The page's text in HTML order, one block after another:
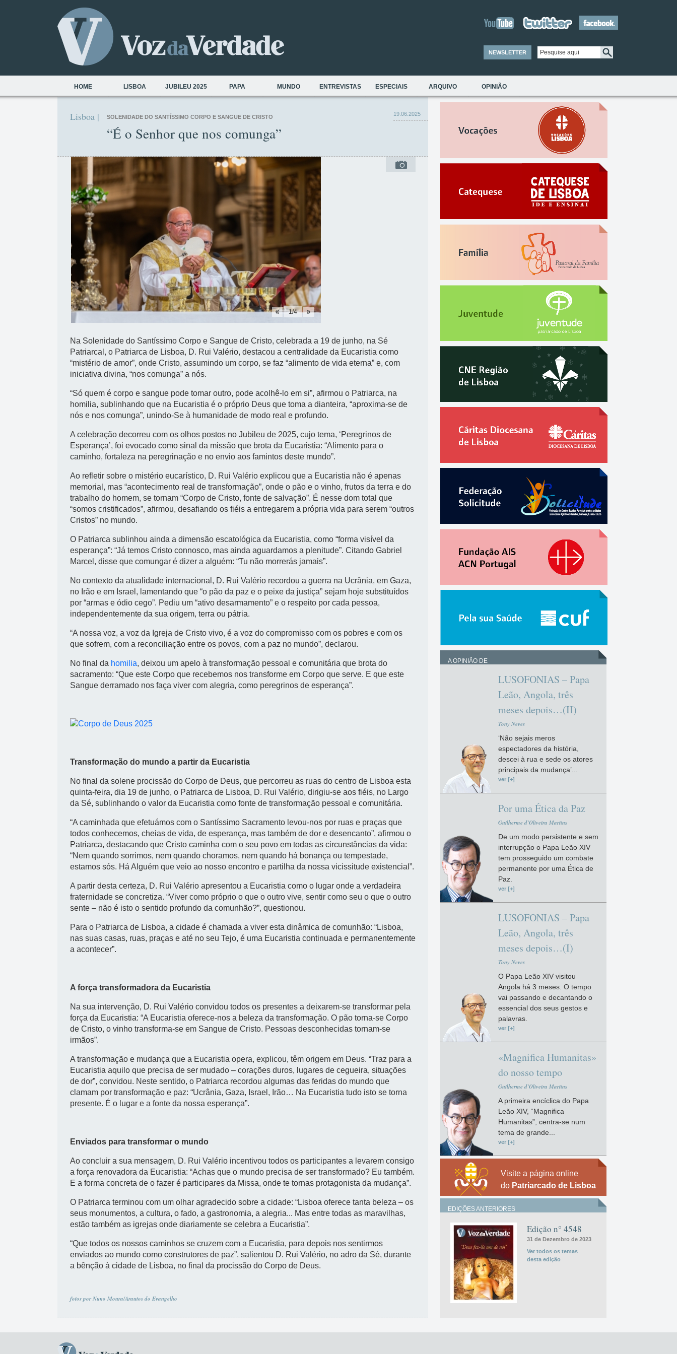
NEWSLETTER
HOME LISBOA JUBILEU 2025 PAPA MUNDO ENTREVISTAS ESPECIAIS ARQUIVO OPINIÃO
19.06.2025
Lisboa | SOLENIDADE DO SANTÍSSIMO CORPO E SANGUE DE CRISTO
“É o Senhor que nos comunga”
1/4
Na Solenidade do Santíssimo Corpo e Sangue de Cristo, celebrada a 19 de junho, na Sé
Patriarcal, o Patriarca de Lisboa, D. Rui Valério, destacou a centralidade da Eucaristia como
“mistério de amor”, onde Cristo, assumindo um corpo, se faz “alimento de vida eterna” e, com
iniciativa divina, “nos comunga” a nós.
“Só quem é corpo e sangue pode tomar outro, pode acolhê-lo em si”, afirmou o Patriarca, na
homilia, sublinhando que na Eucaristia é o próprio Deus que toma a dianteira, “aproxima-se de
nós e nos comunga”, unindo-Se à humanidade de modo real e profundo.
A celebração decorreu com os olhos postos no Jubileu de 2025, cujo tema, ‘Peregrinos de
Esperança’, foi evocado como sinal da missão que brota da Eucaristia: “Alimento para o
caminho, fortaleza na peregrinação e no envio aos famintos deste mundo”.
Ao refletir sobre o mistério eucarístico, D. Rui Valério explicou que a Eucaristia não é apenas
memorial, mas “acontecimento real de transformação”, onde o pão e o vinho, frutos da terra e do
trabalho do homem, se tornam “Corpo de Cristo, fonte de salvação”. É nesse dom total que
“somos cristificados”, afirmou, desafiando os fiéis a entregarem a própria vida para serem “outros
Cristos” no mundo.
O Patriarca sublinhou ainda a dimensão escatológica da Eucaristia, como “forma visível da
esperança”: “Já temos Cristo connosco, mas ainda aguardamos a plenitude”. Citando Gabriel
Marcel, disse que comungar é dizer a alguém: “Tu não morrerás jamais”.
No contexto da atualidade internacional, D. Rui Valério recordou a guerra na Ucrânia, em Gaza,
no Irão e em Israel, lamentando que “o pão da paz e o peixe da justiça” sejam hoje substituídos
por “armas e ódio cego”. Pediu um “ativo desarmamento” e o respeito por cada pessoa,
independentemente da sua origem, terra ou pátria.
“A nossa voz, a voz da Igreja de Cristo vivo, é a voz do compromisso com os pobres e com os
que sofrem, com a reconciliação entre os povos, com a paz no mundo”, declarou.
No final da homilia, deixou um apelo à transformação pessoal e comunitária que brota do
sacramento: “Que este Corpo que recebemos nos transforme em Corpo que serve. E que este
Sangue derramado nos faça viver com alegria, como peregrinos de esperança”.
Transformação do mundo a partir da Eucaristia
No final da solene procissão do Corpo de Deus, que percorreu as ruas do centro de Lisboa esta
quinta-feira, dia 19 de junho, o Patriarca de Lisboa, D. Rui Valério, dirigiu-se aos fiéis, no Largo
da Sé, sublinhando o valor da Eucaristia como fonte de transformação pessoal e comunitária.
“A caminhada que efetuámos com o Santíssimo Sacramento levou-nos por ruas e praças que
todos conhecemos, cheias de vida, de esperança, mas também de dor e desencanto”, afirmou o
Patriarca, destacando que Cristo caminha com o seu povo em todas as circunstâncias da vida:
“Nem quando sorrimos, nem quando choramos, nem quando há bonança ou tempestade,
estamos sós. Há Alguém que veio ao nosso encontro e partilha da nossa vicissitude existencial”.
A partir desta certeza, D. Rui Valério apresentou a Eucaristia como o lugar onde a verdadeira
fraternidade se concretiza. “Viver como próprio o que o outro vive, sentir como seu o que o outro
sente – não é isto o sentido profundo da comunhão?”, questionou.
Para o Patriarca de Lisboa, a cidade é chamada a viver esta dinâmica de comunhão: “Lisboa,
nas suas casas, ruas, praças e até no seu Tejo, é uma Eucaristia continuada e permanentemente
a acontecer”.
A força transformadora da Eucaristia
Na sua intervenção, D. Rui Valério convidou todos os presentes a deixarem-se transformar pela
força da Eucaristia: “A Eucaristia oferece-nos a beleza da transformação. O pão torna-se Corpo
de Cristo, o vinho transforma-se em Sangue de Cristo. Pessoas desconhecidas tornam-se
irmãos”.
A transformação e mudança que a Eucaristia opera, explicou, têm origem em Deus. “Traz para a
Eucaristia aquilo que precisa de ser mudado – corações duros, lugares de cegueira, situações
de dor”, convidou. Neste sentido, o Patriarca recordou algumas das feridas do mundo que
clamam por transformação e paz: “Ucrânia, Gaza, Israel, Irão… Na Eucaristia tudo isto se torna
presente. É o lugar e a fonte da nossa esperança”.
Enviados para transformar o mundo
Ao concluir a sua mensagem, D. Rui Valério incentivou todos os participantes a levarem consigo
a força renovadora da Eucaristia: “Achas que o mundo precisa de ser transformado? Eu também.
E a forma concreta de o fazer é participares da Missa, onde te tornas protagonista da mudança”.
O Patriarca terminou com um olhar agradecido sobre a cidade: “Lisboa oferece tanta beleza – os
seus monumentos, a cultura, o fado, a gastronomia, a alegria... Mas entre todas as maravilhas,
estão também as igrejas onde diariamente se celebra a Eucaristia”.
“Que todos os nossos caminhos se cruzem com a Eucaristia, para depois nos sentirmos
enviados ao mundo como construtores de paz”, salientou D. Rui Valério, no adro da Sé, durante
a bênção à cidade de Lisboa, no final da procissão do Corpo de Deus.
fotos por Nuno Moura/Arautos do Evangelho
A OPINIÃO DE
LUSOFONIAS – Papa
Leão, Angola, três
meses depois…(II)
Tony Neves
‘Não sejais meros
espectadores da história,
descei à rua e sede os atores
principais da mudança’...
ver [+]
Por uma Ética da Paz
Guilherme d'Oliveira Martins
De um modo persistente e sem
interrupção o Papa Leão XIV
tem prosseguido um combate
permanente por uma Ética de
Paz.
ver [+]
LUSOFONIAS – Papa
Leão, Angola, três
meses depois…(I)
Tony Neves
O Papa Leão XIV visitou
Angola há 3 meses. O tempo
vai passando e decantando o
essencial dos seus gestos e
palavras.
ver [+]
«Magnifica Humanitas»
do nosso tempo
Guilherme d'Oliveira Martins
A primeira encíclica do Papa
Leão XIV, “Magnifica
Humanitas”, centra-se num
tema de grande...
ver [+]
Visite a página online
do Patriarcado de Lisboa
EDIÇÕES ANTERIORES
Edição n° 4548
31 de Dezembro de 2023
Ver todos os temas
desta edição